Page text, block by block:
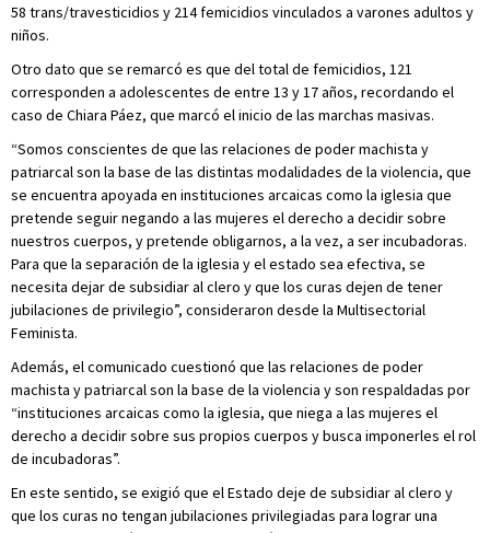
58 trans/travesticidios y 214 femicidios vinculados a varones adultos y
niños.
Otro dato que se remarcó es que del total de femicidios, 121
corresponden a adolescentes de entre 13 y 17 años, recordando el
caso de Chiara Páez, que marcó el inicio de las marchas masivas.
“Somos conscientes de que las relaciones de poder machista y
patriarcal son la base de las distintas modalidades de la violencia, que
se encuentra apoyada en instituciones arcaicas como la iglesia que
pretende seguir negando a las mujeres el derecho a decidir sobre
nuestros cuerpos, y pretende obligarnos, a la vez, a ser incubadoras.
Para que la separación de la iglesia y el estado sea efectiva, se
necesita dejar de subsidiar al clero y que los curas dejen de tener
jubilaciones de privilegio”, consideraron desde la Multisectorial
Feminista.
Además, el comunicado cuestionó que las relaciones de poder
machista y patriarcal son la base de la violencia y son respaldadas por
“instituciones arcaicas como la iglesia, que niega a las mujeres el
derecho a decidir sobre sus propios cuerpos y busca imponerles el rol
de incubadoras”.
En este sentido, se exigió que el Estado deje de subsidiar al clero y
que los curas no tengan jubilaciones privilegiadas para lograr una